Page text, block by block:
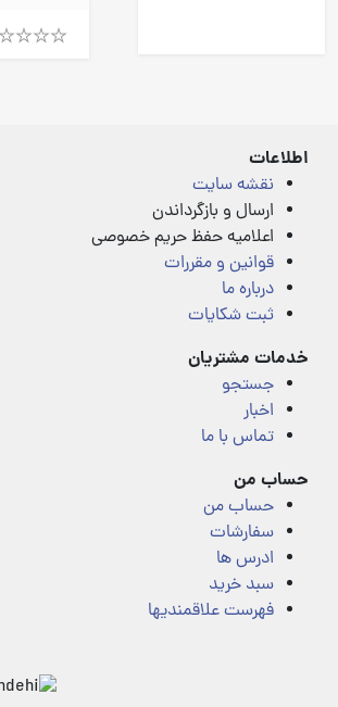
اطلاعات
نقشه سایت
ارسال و بازگرداندن
اعلامیه حفظ حریم خصوصی
قوانین و مقررات
درباره ما
ثبت شکایات
خدمات مشتریان
جستجو
اخبار
تماس با ما
حساب من
حساب من
سفارشات
ادرس ها
سبد خرید
فهرست علاقمندیها